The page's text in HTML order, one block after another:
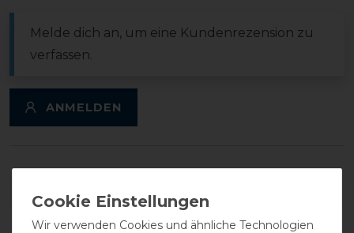
Melde dich an, um eine Kundenrezension zu
verfassen.
ANMELDEN
DETAILS ZUR PRODUKTSICHERHEIT
Wir verwenden Cookies und ähnliche Technologien